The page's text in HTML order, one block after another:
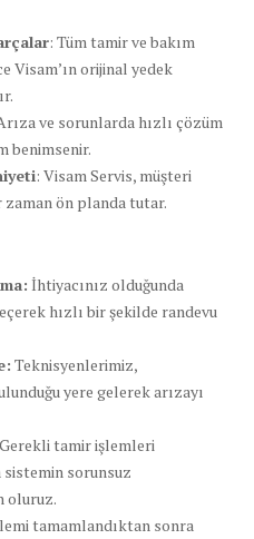
: Tüm tamir ve bakım
Visam’ın orijinal yedek
ve sorunlarda hızlı çözüm
benimsenir.
: Visam Servis, müşteri
zaman ön planda tutar.
İhtiyacınız olduğunda
hızlı bir şekilde randevu
Teknisyenlerimiz,
yere gelerek arızayı
Gerekli tamir işlemleri
sorunsuz
oluruz.
tamamlandıktan sonra